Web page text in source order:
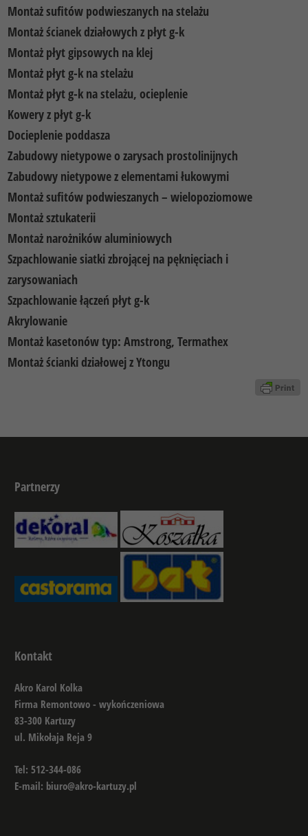
Montaż sufitów podwieszanych na stelażu
Montaż ścianek działowych z płyt g-k
Montaż płyt gipsowych na klej
Montaż płyt g-k na stelażu
Montaż płyt g-k na stelażu, ocieplenie
Kowery z płyt g-k
Docieplenie poddasza
Zabudowy nietypowe o zarysach prostolinijnych
Zabudowy nietypowe z elementami łukowymi
Montaż sufitów podwieszanych – wielopoziomowe
Montaż sztukaterii
Montaż narożników aluminiowych
Szpachlowanie siatki zbrojącej na pęknięciach i
zarysowaniach
Szpachlowanie łączeń płyt g-k
Akrylowanie
Montaż kasetonów typ: Amstrong, Termathex
Montaż ścianki działowej z Ytongu
Partnerzy
Kontakt
Akro Karol Kolka
Firma Remontowo - wykończeniowa
83-300 Kartuzy
ul. Mikołaja Reja 9
Tel: 512-344-086
E-mail: biuro@akro-kartuzy.pl